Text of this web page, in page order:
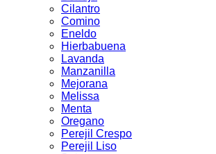
Cilantro
Comino
Eneldo
Hierbabuena
Lavanda
Manzanilla
Mejorana
Melissa
Menta
Oregano
Perejil Crespo
Perejil Liso